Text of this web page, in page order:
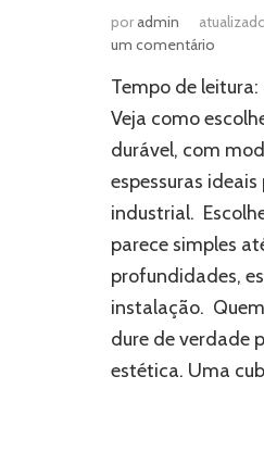
poradmin
um comentário
de
aço
garantir
Tempo de leitura:
Veja como
durável, com
espessuras
industrial.
parece simples
profundidades,
instalação.
dure de verdade
estética. Uma